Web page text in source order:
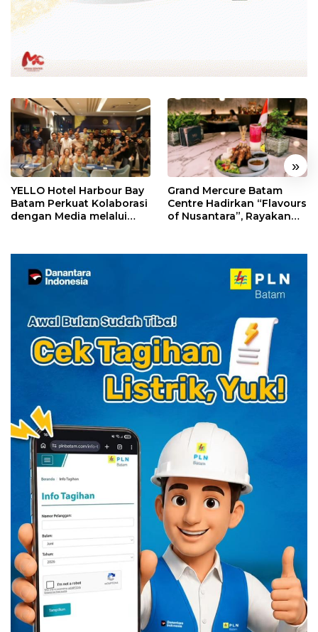
« »
YELLO Hotel Harbour Bay
Batam Perkuat Kolaborasi
dengan Media melalui
Grand Mercure Batam
Centre Hadirkan “Flavours
of Nusantara”, Rayakan